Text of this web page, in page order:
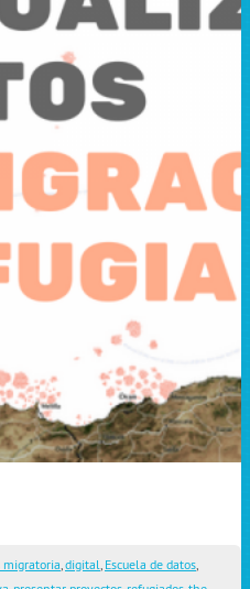
migratoria,digital, Escuela de datos,